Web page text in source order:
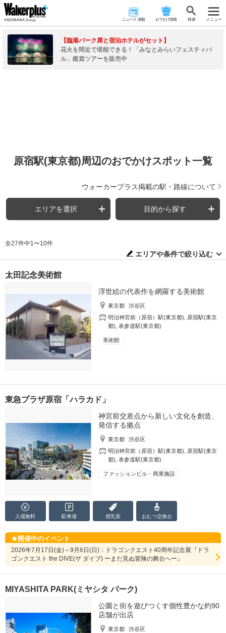
ニュース･連載 おでかけ情報 検 索 メニュー
【臨港パーク席と宿泊ホテルがセット】
花火を間近で堪能できる！「みなとみらいフェスティバ
ル」鑑賞ツアーを販売中
原宿駅(東京都)周辺のおでかけスポット一覧
ウォーカープラス掲載の駅・路線について
エリアを選択 目的から探す
全27件中1〜10件
エリアや条件で絞り込む
太田記念美術館
浮世絵の代表作を網羅する美術館
東京都
渋谷区
明治神宮前（原宿）駅(東京都)
原宿駅(東京
都) ,表参道駅(東京都)
美術館
東急プラザ原宿「ハラカド」
神宮前交差点から新しい文化を創造、
発信する拠点
東京都
渋谷区
明治神宮前（原宿）駅(東京都)
原宿駅(東京
都) ,表参道駅(東京都)
ファッションビル・商業施設
入場無料 駐車場 授乳室 おむつ交換台
開催中のイベント
2026年7月17日(金)～9月6日(日)：ドラゴンクエスト40周年記念展『ドラ
ゴンクエスト the DIVE(ザ ダイブ) ーまだ見ぬ冒険の舞台へー』
MIYASHITA PARK(ミヤシタ パーク)
公園と街を遊びつくす個性豊かな約90
店舗が出店
東京都
渋谷区